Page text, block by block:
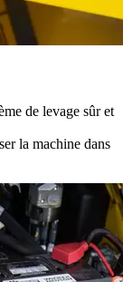
de levage sûr et
la machine dans